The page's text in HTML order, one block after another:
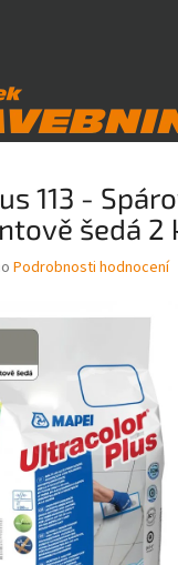
113 -
šedá 2
Podrobnosti hodnocení